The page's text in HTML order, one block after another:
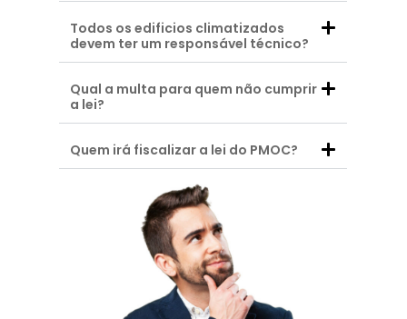
Todos os edificios climatizados
devem ter um responsável técnico?
Qual a multa para quem não cumprir
a lei?
Quem irá fiscalizar a lei do PMOC?